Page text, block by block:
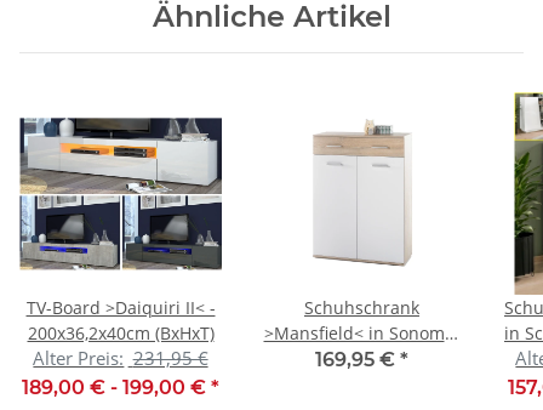
Ähnliche Artikel
TV-Board >Daiquiri II< -
200x36,2x40cm (BxHxT)
Alter Preis: 231,95 €
189,00 € - 199,00 € *
Schuhschrank
>Mansfield< in Sonoma-
Eiche - 90x120x36cm
169,95 € *
in